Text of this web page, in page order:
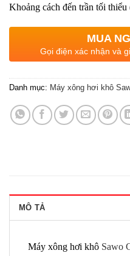
Khoảng cách đến trần tối thiểu
MUA
Gọi điện xác nhận và
Danh mục: Máy xông hơi khô
MÔ TẢ
Máy xông hơi khô Sawo